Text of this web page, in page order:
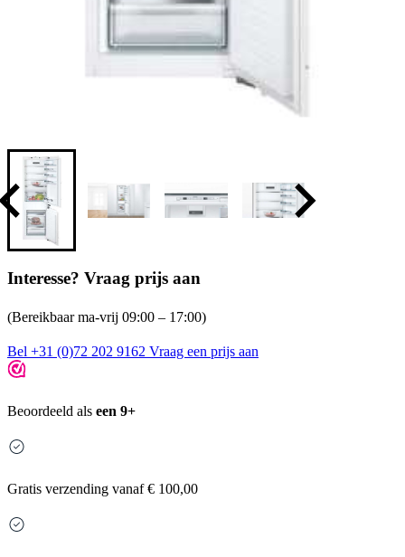
Interesse? Vraag prijs aan
(Bereikbaar ma-vrij 09:00 – 17:00)
Bel +31 (0)72 202 9162 Vraag een prijs aan
Beoordeeld als een 9+
Gratis verzending vanaf € 100,00